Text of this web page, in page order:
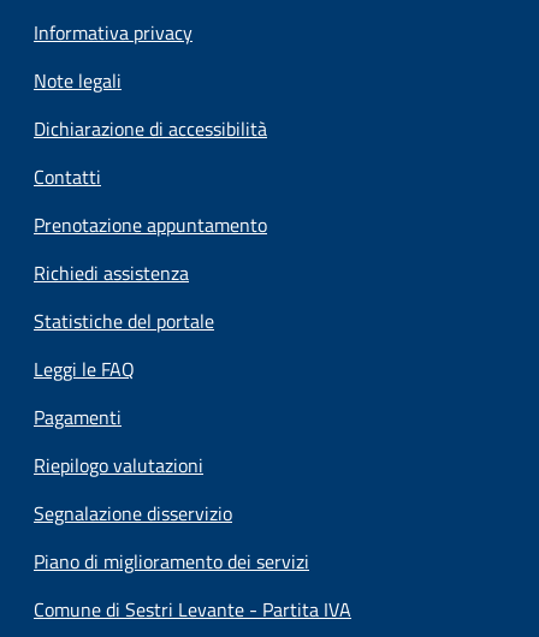
Informativa privacy
Note legali
Dichiarazione di accessibilità
Contatti
Prenotazione appuntamento
Richiedi assistenza
Statistiche del portale
Leggi le FAQ
Pagamenti
Riepilogo valutazioni
Segnalazione disservizio
Piano di miglioramento dei servizi
Comune di Sestri Levante - Partita IVA